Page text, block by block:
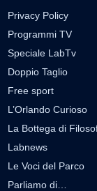
Privacy Policy
Programmi TV
Speciale LabTv
Doppio Taglio
Free sport
L’Orlando Curioso
La Bottega di
Labnews
Le Voci del Parco
Parliamo di…